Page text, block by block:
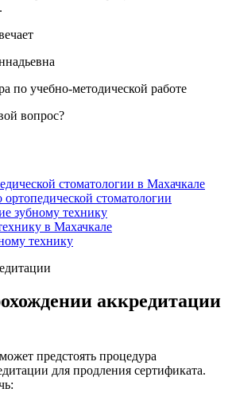
по учебно-методической работе
вопрос?
стоматологии в Махачкале
стоматологии
зубному технику
в Махачкале
технику
аккредитации
предстоять процедура
для продления сертификата.